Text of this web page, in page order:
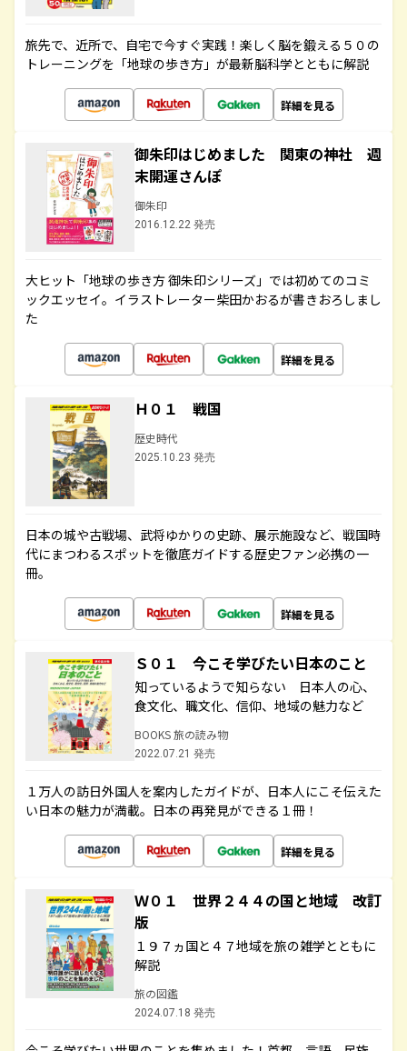
旅先で、近所で、自宅で今すぐ実践！楽しく脳を鍛える５０の
トレーニングを「地球の歩き方」が最新脳科学とともに解説
詳細を見る
御朱印はじめました 関東の神社 週
末開運さんぽ
御朱印
2016.12.22 発売
大ヒット「地球の歩き方 御朱印シリーズ」では初めてのコミ
ックエッセイ。イラストレーター柴田かおるが書きおろしまし
た
詳細を見る
Ｈ０１ 戦国
歴史時代
2025.10.23 発売
日本の城や古戦場、武将ゆかりの史跡、展示施設など、戦国時
代にまつわるスポットを徹底ガイドする歴史ファン必携の一
冊。
詳細を見る
Ｓ０１ 今こそ学びたい日本のこと
知っているようで知らない 日本人の心、
食文化、職文化、信仰、地域の魅力など
BOOKS 旅の読み物
2022.07.21 発売
１万人の訪日外国人を案内したガイドが、日本人にこそ伝えた
い日本の魅力が満載。日本の再発見ができる１冊！
詳細を見る
Ｗ０１ 世界２４４の国と地域 改訂
版
１９７ヵ国と４７地域を旅の雑学とともに
解説
旅の図鑑
2024.07.18 発売